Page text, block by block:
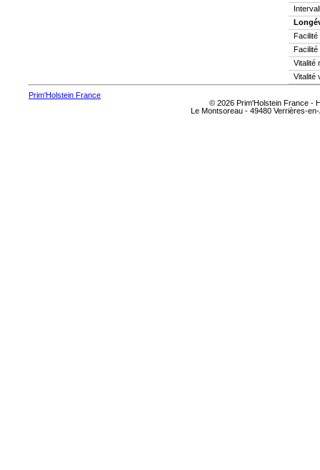
Facilité
Facilité
Vitalité
Vitalité
Prim'Holstein France
© 2026 Prim'Holstein France -
Le Montsoreau - 49480 Verrières-